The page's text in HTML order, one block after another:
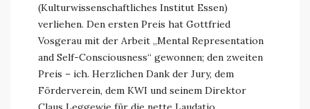
(Kulturwissenschaftliches Institut Essen)
verliehen. Den ersten Preis hat Gottfried
Vosgerau mit der Arbeit „Mental Representation
and Self-Consciousness“ gewonnen; den zweiten
Preis – ich. Herzlichen Dank der Jury, dem
Förderverein, dem KWI und seinem Direktor